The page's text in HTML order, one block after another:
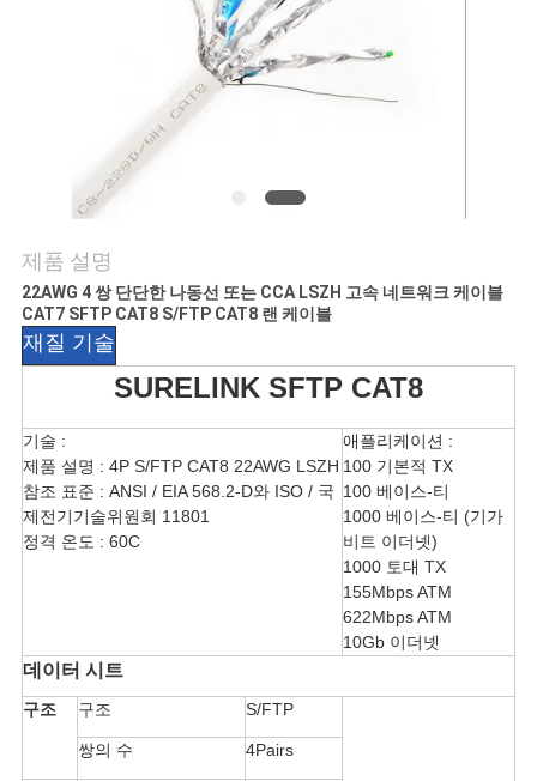
세
요
스
경
사
이
제품 설명
22AWG 4 쌍 단단한 나동선 또는 CCA LSZH 고속 네트워크 케이블
CAT7 SFTP CAT8 S/FTP CAT8 랜 케이블
재질 기술
SURELINK SFTP CAT8
기술 :
제품 설명 : 4P S/FTP CAT8 22AWG LSZH
참조 표준 : ANSI / EIA 568.2-D와 ISO / 국
제전기기술위원회 11801
정격 온도 : 60C
애플리케이션 :
100 기본적 TX
100 베이스-티
1000 베이스-티 (기가
비트 이더넷)
1000 토대 TX
155Mbps ATM
622Mbps ATM
10Gb 이더넷
데이터 시트
구조 구조 S/FTP
쌍의 수 4Pairs